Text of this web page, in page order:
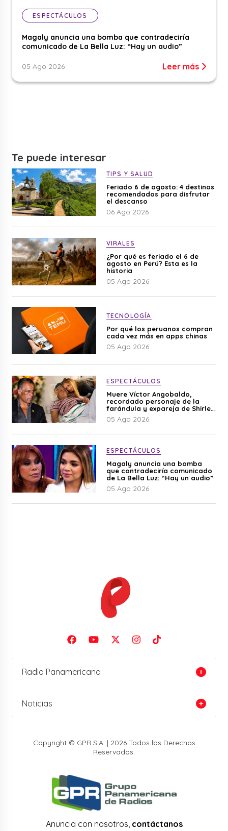
ESPECTÁCULOS
Magaly anuncia una bomba que contradeciría
comunicado de La Bella Luz: “Hay un audio”
05 Ago 2026 Leer más
Te puede interesar
TIPS Y SALUD
Feriado 6 de agosto: 4 destinos
recomendados para disfrutar
el descanso
06 Ago 2026
VIRALES
¿Por qué es feriado el 6 de
agosto en Perú? Esta es la
historia
05 Ago 2026
TECNOLOGÍA
Por qué los peruanos compran
cada vez más en apps chinas
05 Ago 2026
ESPECTÁCULOS
Muere Víctor Angobaldo,
recordado personaje de la
farándula y expareja de Shirley
Cherres
05 Ago 2026
ESPECTÁCULOS
Magaly anuncia una bomba
que contradeciría comunicado
de La Bella Luz: “Hay un audio”
05 Ago 2026
Radio Panamericana
Noticias
Copyright © GPR S.A. | 2026 Todos los Derechos
Reservados.
Anuncia con nosotros, contáctanos